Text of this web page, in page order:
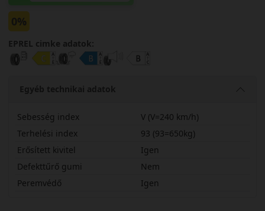
0%
EPREL cimke adatok:
Egyéb technikai adatok
Sebesség index
V (V=240 km/h)
Terhelési index
93 (93=650kg)
Erősített kivitel
Igen
Defekttűrő gumi
Nem
Peremvédő
Igen